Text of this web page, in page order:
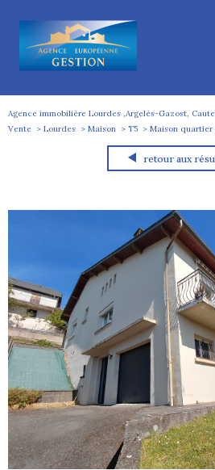
Agence immobilière Lourdes ,Argelès-Gazost,
Vente
Lourdes Maison T5 Maison quartier
retour aux